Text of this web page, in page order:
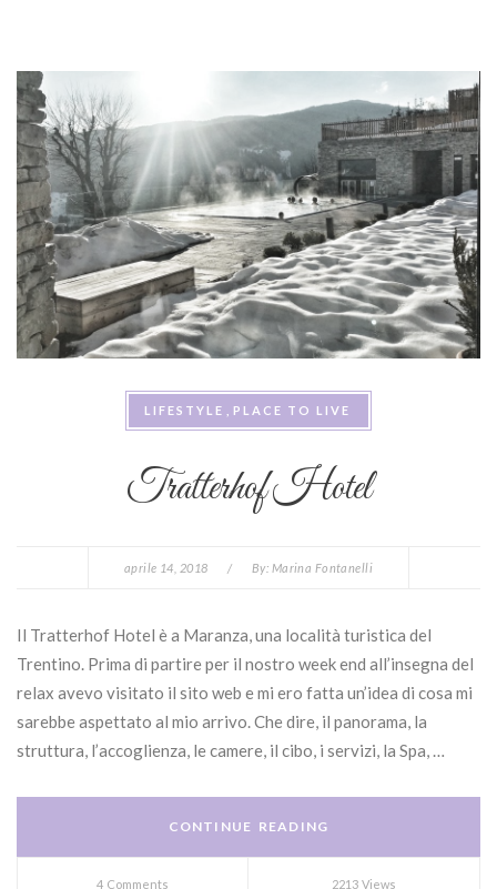
LIFESTYLE PLACE TO LIVE
Tratterhof Hotel
aprile 14, 2018 / By: Marina Fontanelli
Il Tratterhof Hotel è a Maranza, una località turistica del
Trentino. Prima di partire per il nostro week end all’insegna del
relax avevo visitato il sito web e mi ero fatta un’idea di cosa mi
sarebbe aspettato al mio arrivo. Che dire, il panorama, la
struttura, l’accoglienza, le camere, il cibo, i servizi, la Spa, …
CONTINUE READING
4 Comments 2213 Views